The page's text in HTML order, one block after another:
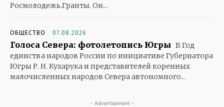
Росмолодежь.Гранты. Он...
ОБЩЕСТВО 07.08.2026
Голоса Севера: фотолетопись Югры В Год
единства народов России по инициативе Губернатора
Югры Р. Н. Кухарука и представителей коренных
малочисленных народов Севера автономного...
- Advertisement -